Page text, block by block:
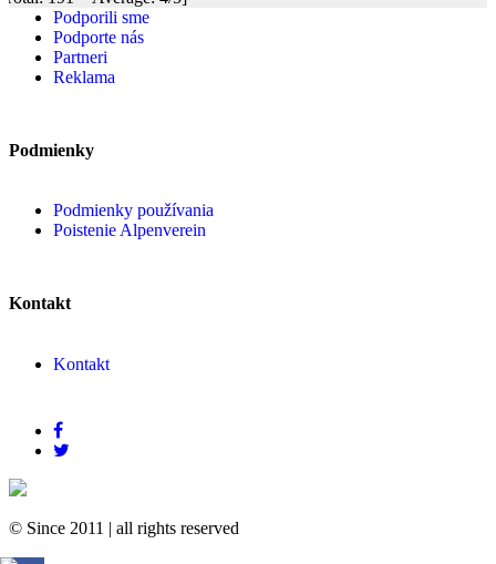
Podporili sme
Podporte nás
Partneri
Reklama
Podmienky
Podmienky používania
Poistenie Alpenverein
Kontakt
Kontakt
© Since 2011 | all rights reserved